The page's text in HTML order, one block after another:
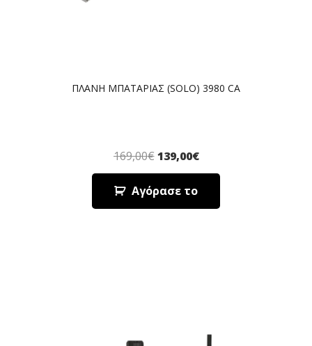
ΠΛΑΝΗ ΜΠΑΤΑΡΙΑΣ (SOLO) 3980 CA
169,00€ 139,00€
Αγόρασε το